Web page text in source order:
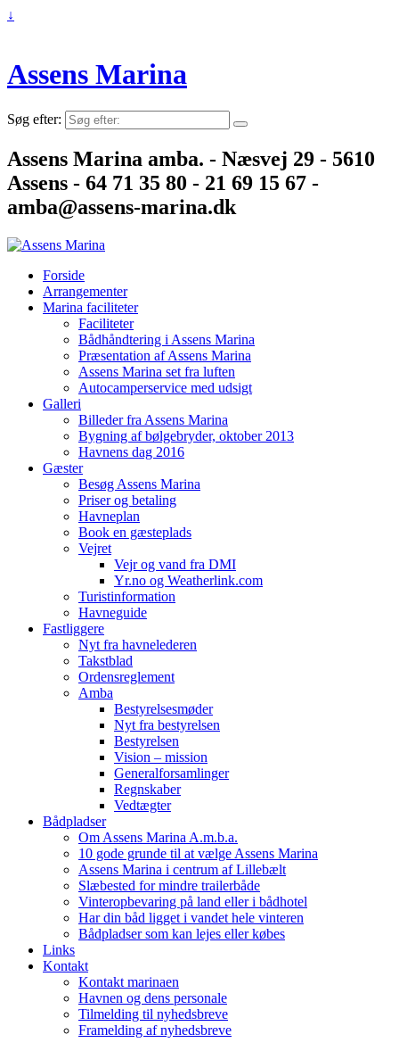
↓
Assens Marina
Søg efter:
Assens Marina amba. - Næsvej 29 - 5610
Assens - 64 71 35 80 - 21 69 15 67 -
amba@assens-marina.dk
Forside
Arrangementer
Marina faciliteter
Faciliteter
Bådhåndtering i Assens Marina
Præsentation af Assens Marina
Assens Marina set fra luften
Autocamperservice med udsigt
Galleri
Billeder fra Assens Marina
Bygning af bølgebryder, oktober 2013
Havnens dag 2016
Gæster
Besøg Assens Marina
Priser og betaling
Havneplan
Book en gæsteplads
Vejret
Vejr og vand fra DMI
Yr.no og Weatherlink.com
Turistinformation
Havneguide
Fastliggere
Nyt fra havnelederen
Takstblad
Ordensreglement
Amba
Bestyrelsesmøder
Nyt fra bestyrelsen
Bestyrelsen
Vision – mission
Generalforsamlinger
Regnskaber
Vedtægter
Bådpladser
Om Assens Marina A.m.b.a.
10 gode grunde til at vælge Assens Marina
Assens Marina i centrum af Lillebælt
Slæbested for mindre trailerbåde
Vinteropbevaring på land eller i bådhotel
Har din båd ligget i vandet hele vinteren
Bådpladser som kan lejes eller købes
Links
Kontakt
Kontakt marinaen
Havnen og dens personale
Tilmelding til nyhedsbreve
Framelding af nyhedsbreve